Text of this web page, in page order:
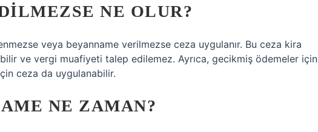
NE OLUR?
veya beyanname verilmezse ceza uygulanır. Bu ceza kira
ve vergi muafiyeti talep edilemez. Ayrıca, gecikmiş ödemeler için
ceza da uygulanabilir.
NE ZAMAN?